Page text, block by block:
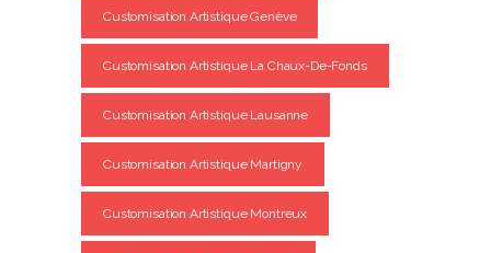
Customisation Artistique Genève
Customisation Artistique La Chaux-De-Fonds
Customisation Artistique Lausanne
Customisation Artistique Martigny
Customisation Artistique Montreux